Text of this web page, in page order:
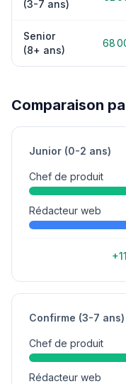
(3-7 ans)
Senior
(8+ ans)
68
Comparaison
Junior (0-2 ans)
Chef de produit
Rédacteur web
Confirme (3-7 ans)
Chef de produit
Rédacteur web